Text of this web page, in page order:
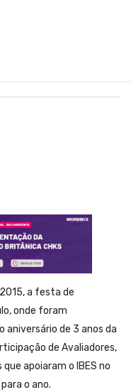
a festa de
onde foram
aniversário de 3 anos da
de Avaliadores,
apoiaram o IBES no
o ano.